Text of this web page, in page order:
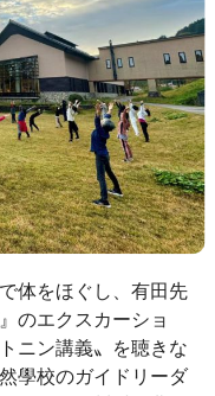
体をほぐし、有田先
のエクスカーショ
ニン講義〟を聴きな
學校のガイドリーダ